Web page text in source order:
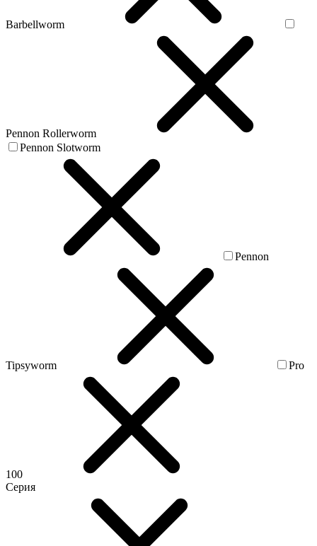
Barbellworm
Pennon Rollerworm
Pennon Slotworm
Pennon
Tipsyworm Pro
100
Серия